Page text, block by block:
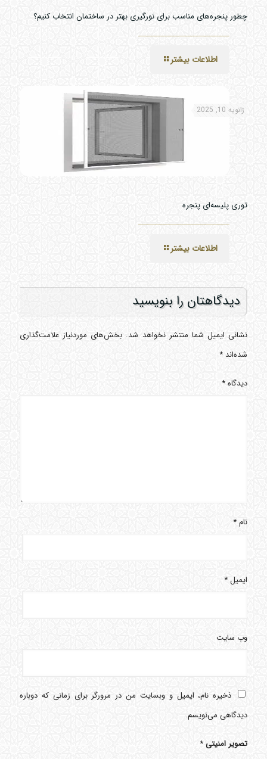
چطور پنجره‌های مناسب برای نورگیری بهتر در ساختمان انتخاب کنیم؟
اطلاعات بیشتر
ژانویه 10, 2025
توری پلیسه‌ای پنجره
اطلاعات بیشتر
دیدگاهتان را بنویسید
نشانی ایمیل شما منتشر نخواهد شد. بخش‌های موردنیاز علامت‌گذاری
شده‌اند *
دیدگاه*
نام*
ایمیل*
وب‌ سایت
ذخیره نام، ایمیل و وبسایت من در مرورگر برای زمانی که دوباره
دیدگاهی می‌نویسم.
تصویر امنیتی*